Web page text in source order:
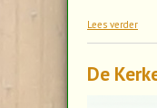
Lees verder
De